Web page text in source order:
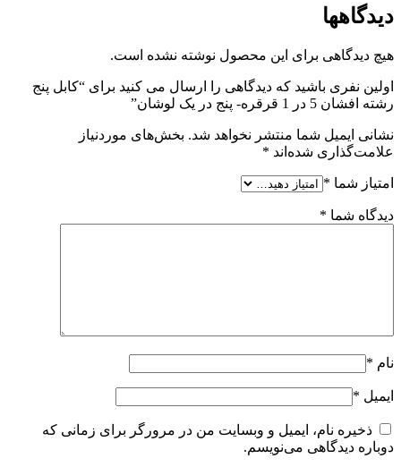
دیدگاهها
هیچ دیدگاهی برای این محصول نوشته نشده است.
اولین نفری باشید که دیدگاهی را ارسال می کنید برای “کابل پنج
رشته افشان 5 در 1 قرقره- پنج در یک لوشان”
نشانی ایمیل شما منتشر نخواهد شد. بخش‌های موردنیاز
علامت‌گذاری شده‌اند *
امتیاز شما *
دیدگاه شما *
نام *
ایمیل *
ذخیره نام، ایمیل و وبسایت من در مرورگر برای زمانی که
دوباره دیدگاهی می‌نویسم.